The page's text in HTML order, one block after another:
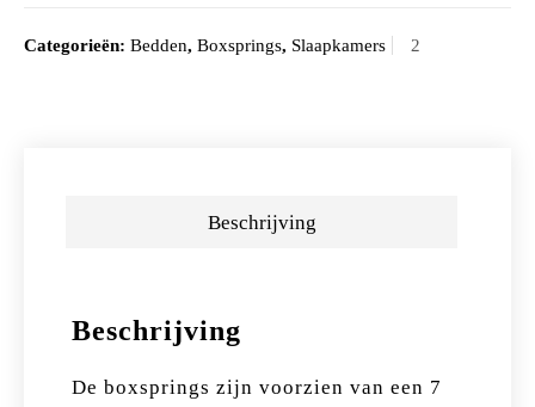
Categorieën: Bedden, Boxsprings, Slaapkamers
Beschrijving
Beschrijving
De boxsprings zijn voorzien van een 7